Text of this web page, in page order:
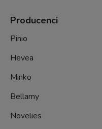
Producenci
Pinio
Hevea
Minko
Bellamy
Novelies